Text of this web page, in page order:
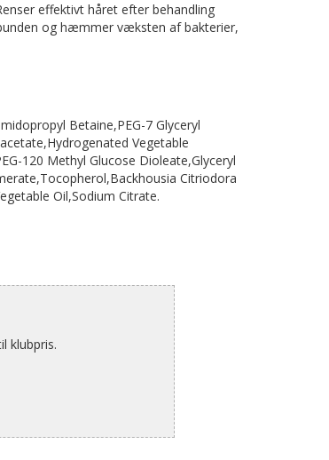
effektivt håret efter behandling
og hæmmer væksten af bakterier,
Betaine,PEG-7 Glyceryl
Vegetable
120 Methyl Glucose Dioleate,Glyceryl
Citriodora
Oil,Sodium Citrate.
klubpris.